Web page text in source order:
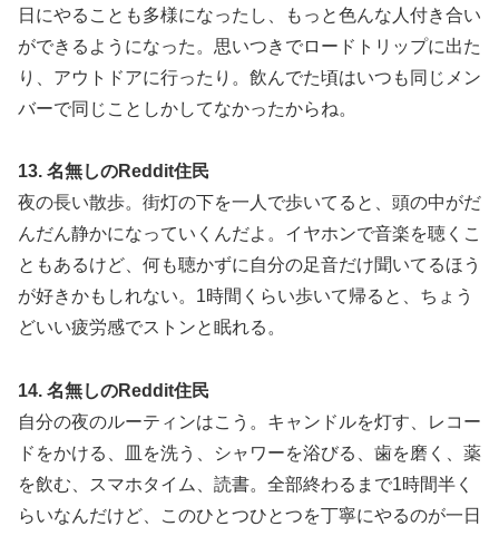
日にやることも多様になったし、もっと色んな人付き合い
ができるようになった。思いつきでロードトリップに出た
り、アウトドアに行ったり。飲んでた頃はいつも同じメン
バーで同じことしかしてなかったからね。
13. 名無しのReddit住民
夜の長い散歩。街灯の下を一人で歩いてると、頭の中がだ
んだん静かになっていくんだよ。イヤホンで音楽を聴くこ
ともあるけど、何も聴かずに自分の足音だけ聞いてるほう
が好きかもしれない。1時間くらい歩いて帰ると、ちょう
どいい疲労感でストンと眠れる。
14. 名無しのReddit住民
自分の夜のルーティンはこう。キャンドルを灯す、レコー
ドをかける、皿を洗う、シャワーを浴びる、歯を磨く、薬
を飲む、スマホタイム、読書。全部終わるまで1時間半く
らいなんだけど、このひとつひとつを丁寧にやるのが一日